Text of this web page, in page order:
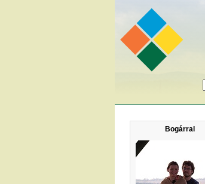
Bogárral